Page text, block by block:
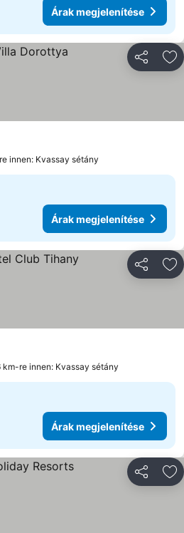
Árak megjelenítése
innen: Kvassay sétány
Árak megjelenítése
km-re innen: Kvassay sétány
Árak megjelenítése